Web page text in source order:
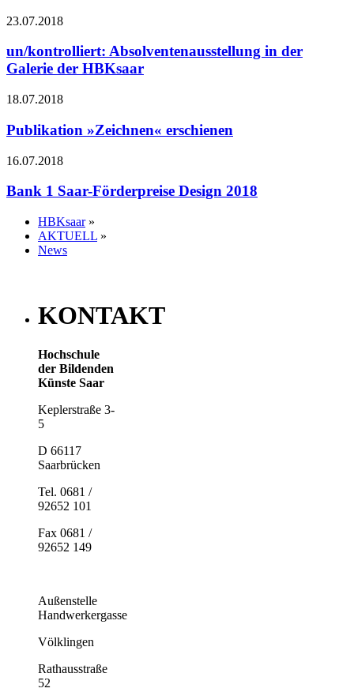
23.07.2018
un/kontrolliert: Absolventenausstellung in der
Galerie der HBKsaar
18.07.2018
Publikation »Zeichnen« erschienen
16.07.2018
Bank 1 Saar-Förderpreise Design 2018
HBKsaar»
AKTUELL »
News
KONTAKT
Hochschule
der Bildenden
Künste Saar
Keplerstraße 3-
5
D 66117
Saarbrücken
Tel. 0681 /
92652 101
Fax 0681 /
92652 149
Außenstelle
Handwerkergasse
Völklingen
Rathausstraße
52